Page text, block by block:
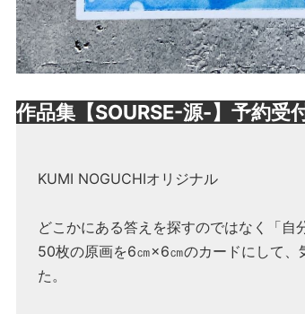
作品集【SOURSE-源-】予約受
KUMI NOGUCHIオリジナル
どこかにある答えを探すのではなく「自
50枚の原画を6㎝×6㎝のカードにして、
た。